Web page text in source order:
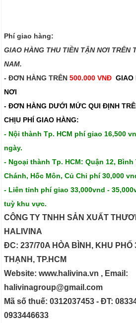
Phí giao hàng:
GIAO HÀNG THU TIỀN TẬN NƠI TRÊN
NAM.​​
- ĐƠN HÀNG TRÊN500.000 VNĐ GIAO
NƠI
- ĐƠN HÀNG DƯỚI MỨC QUI ĐỊNH
CHỊU PHÍ GIAO HÀNG:
- Nội thành Tp. HCM phí giao 16,500
ngày.
- Ngoại thành Tp. HCM: Quận 12, Bình
Chánh, Hốc Môn, Củ Chi phí 30,000
- Liên tỉnh phí giao 33,000vnd -
tuỳ khu vực.
CÔNG TY TNHH SẢN XUẤT
HALIVINA
ĐC: 237/70A HÒA BÌNH, KHU PHỐ
THẠNH, TP.HCM
Website: www.halivina.vn , Email:
halivinagroup@gmail.com
Mã số thuế: 0312037453 - ĐT:
0933446633